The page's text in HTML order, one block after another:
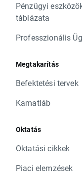
Pénzügyi
táblázata
Professzionális
Megtakarítás
Befektetési tervek
Kamatláb
Oktatás
Oktatási cikkek
Piaci elemzések